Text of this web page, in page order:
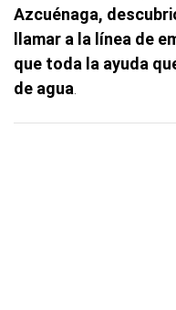
Azcuénaga,
llamar a la línea de
que toda la ayuda
de agua